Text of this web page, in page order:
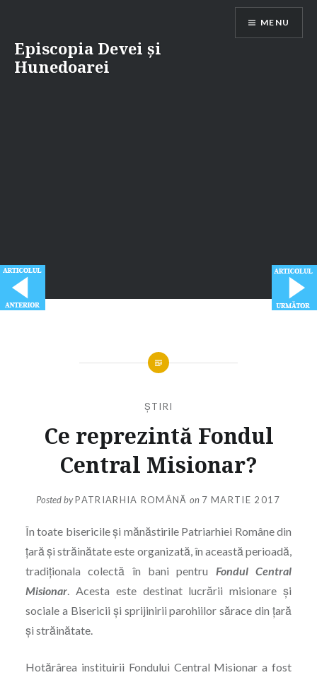
content
Episcopia Devei și
Hunedoarei
MENU
ȘTIRI
Ce reprezintă Fondul
Central Misionar?
Posted byPATRIARHIA ROMÂNĂ on 7 MARTIE 2017
În toate bisericile şi mănăstirile Patriarhiei Române din
ţară şi străinătate este organizată, în această perioadă,
tradiționala colectă în bani pentru Fondul Central
Misionar. Acesta este destinat lucrării misionare și
sociale a Bisericii şi sprijinirii parohiilor sărace din ţară
şi străinătate.
Hotărârea instituirii Fondului Central Misionar a fost